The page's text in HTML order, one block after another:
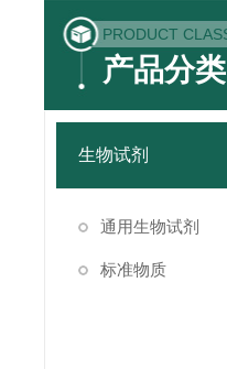
PRODUCT
产品分类
生物试剂
通用生物试剂
标准物质